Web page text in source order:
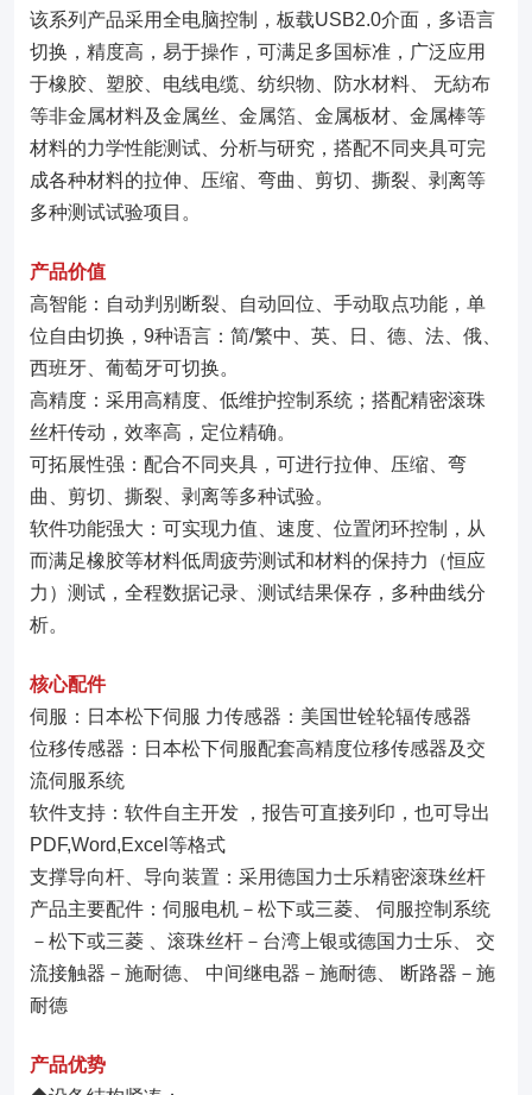
该系列产品采用全电脑控制，板载USB2.0介面，多语言
切换，精度高，易于操作，可满足多国标准，广泛应用
于橡胶、塑胶、电线电缆、纺织物、防水材料、 无紡布
等非金属材料及金属丝、金属箔、金属板材、金属棒等
材料的力学性能测试、分析与研究，搭配不同夹具可完
成各种材料的拉伸、压缩、弯曲、剪切、撕裂、剥离等
多种测试试验项目。
产品价值
高智能：自动判别断裂、自动回位、手动取点功能，单
位自由切换，9种语言：简/繁中、英、日、德、法、俄、
西班牙、葡萄牙可切换。
高精度：采用高精度、低维护控制系统；搭配精密滚珠
丝杆传动，效率高，定位精确。
可拓展性强：配合不同夹具，可进行拉伸、压缩、弯
曲、剪切、撕裂、剥离等多种试验。
软件功能强大：可实现力值、速度、位置闭环控制，从
而满足橡胶等材料低周疲劳测试和材料的保持力（恒应
力）测试，全程数据记录、测试结果保存，多种曲线分
析。
核心配件
伺服：日本松下伺服 力传感器：美国世铨轮辐传感器
位移传感器：日本松下伺服配套高精度位移传感器及交
流伺服系统
软件支持：软件自主开发 ，报告可直接列印，也可导出
PDF,Word,Excel等格式
支撑导向杆、导向装置：采用德国力士乐精密滚珠丝杆
产品主要配件：伺服电机－松下或三菱、 伺服控制系统
－松下或三菱 、滚珠丝杆－台湾上银或德国力士乐、 交
流接触器－施耐德、 中间继电器－施耐德、 断路器－施
耐德
产品优势